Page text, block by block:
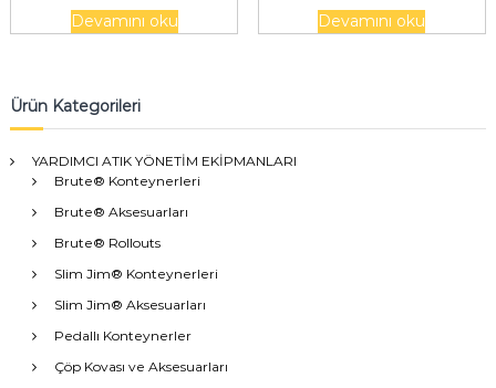
Devamını oku Devamını oku
Ürün Kategorileri
YARDIMCI ATIK YÖNETİM EKİPMANLARI
Brute® Konteynerleri
Brute® Aksesuarları
Brute® Rollouts
Slim Jim® Konteynerleri
Slim Jim® Aksesuarları
Pedallı Konteynerler
Çöp Kovası ve Aksesuarları